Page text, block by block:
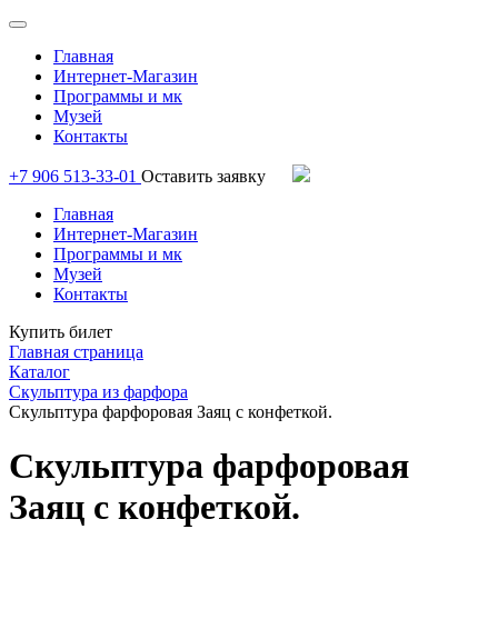
Главная
Интернет-Магазин
Программы и мк
Музей
Контакты
+7 906 513-33-01 Оставить заявку
Главная
Интернет-Магазин
Программы и мк
Музей
Контакты
Купить билет
Главная страница
Каталог
Скульптура из фарфора
Скульптура фарфоровая Заяц с конфеткой.
Скульптура фарфоровая
Заяц с конфеткой.